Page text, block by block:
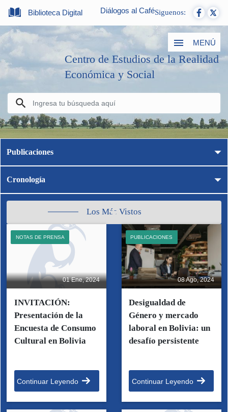
Biblioteca Digital Diálogos al CaféSiguenos:
MENÚ
Centro de Estudios de la Realidad
Económica y Social
Publicaciones
Cronología
Los Más Vistos
01 Ene, 2024
NOTAS DE PRENSA
INVITACIÓN:
Presentación de la
Encuesta de Consumo
Cultural en Bolivia
Continuar Leyendo
08 Ago, 2024
PUBLICACIONES
Desigualdad de
Género y mercado
laboral en Bolivia: un
desafío persistente
Continuar Leyendo